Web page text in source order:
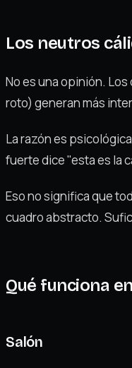
Los neutros
No es una opinión.
roto) generan más
La razón es
fuerte dice "esta es la
Eso no significa que
cuadro abstracto.
Qué funciona
Salón